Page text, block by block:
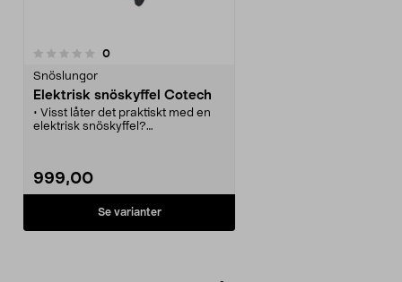
0recensioner
Snöslungor
Elektrisk snöskyffel Cotech
• Visst låter det praktiskt med en
elektrisk snöskyffel?
förvaring.
999,00
Se varianter